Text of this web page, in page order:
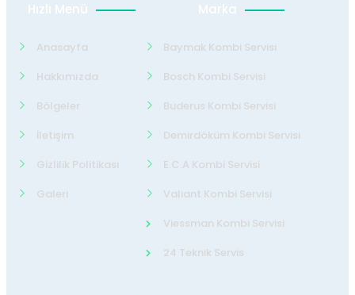
Hızlı Menü
Anasayfa
Hakkımızda
Bölgeler
İletişim
Gizlilik Politikası
Galeri
Marka
Baymak Kombi Servisi
Bosch Kombi Servisi
Buderus Kombi Servisi
Demirdöküm Kombi Servisi
E.C.A Kombi Servisi
Valiant Kombi Servisi
Viessman Kombi Servisi
24 Teknik Servis